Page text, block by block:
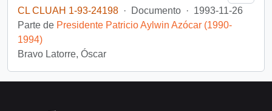
CL CLUAH 1-93-24198 · Documento · 1993-11-26
Parte de Presidente Patricio Aylwin Azócar (1990-
1994)
Bravo Latorre, Óscar